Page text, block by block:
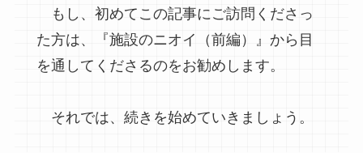
もし、初めてこの記事にご訪問くださっ
た方は、『施設のニオイ（前編）』から目
を通してくださるのをお勧めします。
それでは、続きを始めていきましょう。